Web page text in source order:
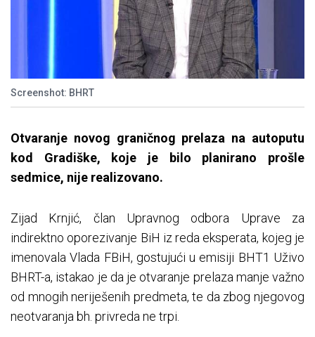
Screenshot: BHRT
Otvaranje novog graničnog prelaza na autoputu
kod Gradiške, koje je bilo planirano prošle
sedmice, nije realizovano.
Zijad Krnjić, član Upravnog odbora Uprave za
indirektno oporezivanje BiH iz reda eksperata, kojeg je
imenovala Vlada FBiH, gostujući u emisiji BHT1 Uživo
BHRT-a, istakao je da je otvaranje prelaza manje važno
od mnogih neriješenih predmeta, te da zbog njegovog
neotvaranja bh. privreda ne trpi.